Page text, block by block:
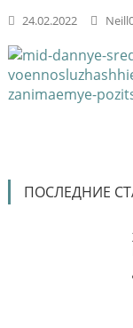
24.02.2022
ПОСЛЕДНИЕ